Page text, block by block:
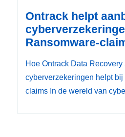
Ontrack helpt
Ransomware-
Hoe Ontrack Data
cyberverzekeringen helpt
claims In de wereld van